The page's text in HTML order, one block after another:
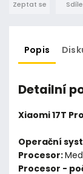
Zeptat se
Popis
Detailní
Xiaomi 17T
Operační
Procesor:
Procesor -